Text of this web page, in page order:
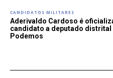
CANDIDATOS MILITARES
Aderivaldo Cardoso é
candidato a deputado distrital
Podemos